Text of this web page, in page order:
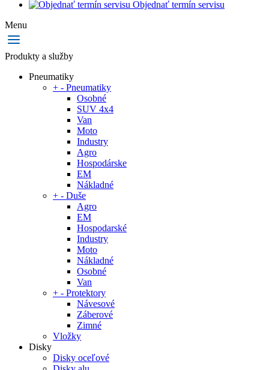
Objednať termín servisu
Menu
Produkty a služby
Pneumatiky
+ - Pneumatiky
Osobné
SUV 4x4
Van
Moto
Industry
Agro
Hospodárske
EM
Nákladné
+ - Duše
Agro
EM
Hospodarské
Industry
Moto
Nákladné
Osobné
Van
+ - Protektory
Návesové
Záberové
Zimné
Vložky
Disky
Disky oceľové